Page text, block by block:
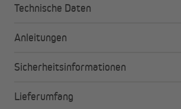
Deine Vorteile auf einen Blick
Mit praktischem, gut lesbarem Display
Passt auf alle gängigen Heizungsventile
Umweltschonend
Technische Daten
Anleitungen
Sicherheitsinformationen
Lieferumfang